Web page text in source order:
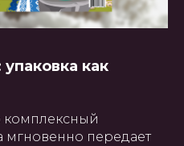
как
комплексный
мгновенно передает